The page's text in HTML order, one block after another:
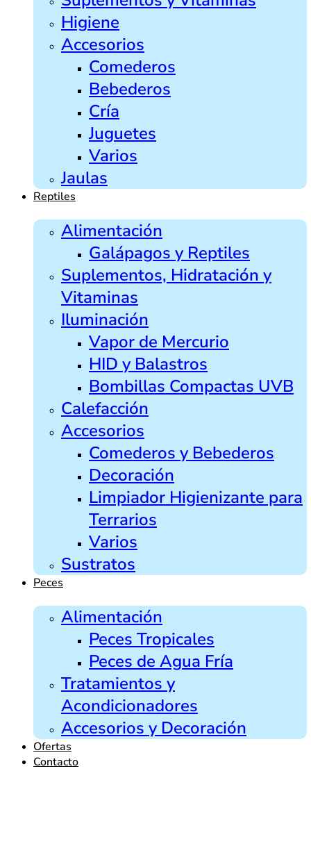
Higiene
Accesorios
Comederos
Bebederos
Cría
Juguetes
Varios
Jaulas
Reptiles
Alimentación
Galápagos y Reptiles
Suplementos, Hidratación y
Vitaminas
Iluminación
Vapor de Mercurio
HID y Balastros
Bombillas Compactas UVB
Calefacción
Accesorios
Comederos y Bebederos
Decoración
Limpiador Higienizante para
Terrarios
Varios
Sustratos
Peces
Alimentación
Peces Tropicales
Peces de Agua Fría
Tratamientos y
Acondicionadores
Accesorios y Decoración
Ofertas
Contacto